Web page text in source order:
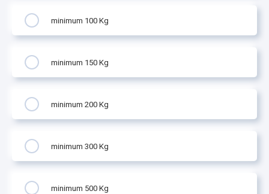
minimum 100 Kg
minimum 150 Kg
minimum 200 Kg
minimum 300 Kg
minimum 500 Kg